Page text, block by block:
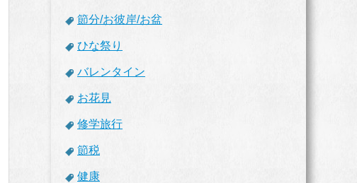
節分/お彼岸/お盆
ひな祭り
バレンタイン
お花見
修学旅行
節税
健康